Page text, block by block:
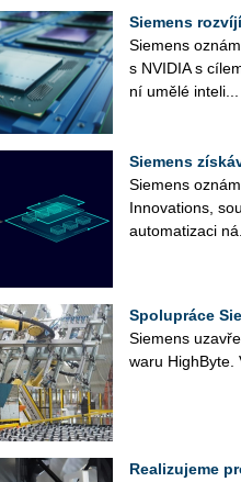
Siemens
Sie­mens
s NVI­DIA s
ní umělé in­te­li­...
Siemens
Sie­mens
In­no­vati­ons,
au­to­ma­ti­za­ci
Spolupráce
Sie­mens
wa­ru HighBy­te.
Realizujeme